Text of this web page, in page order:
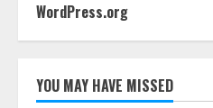
WordPress.org
YOU MAY HAVE MISSED